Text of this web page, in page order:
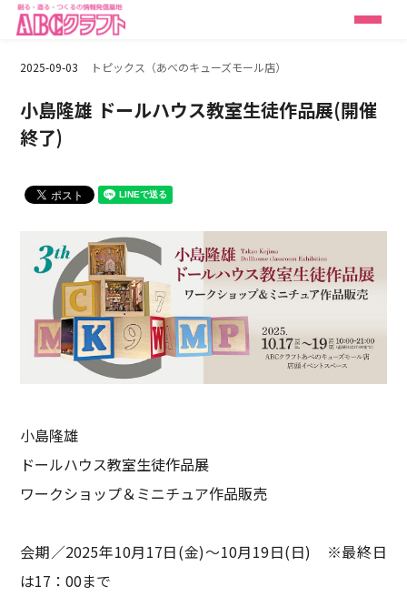
2025-09-03 トピックス（あべのキューズモール店）
小島隆雄 ドールハウス教室生徒作品展(開催
終了)
小島隆雄
ドールハウス教室生徒作品展
ワークショップ＆ミニチュア作品販売
会期／2025年10月17日(金)～10月19日(日) ※最終日
は17：00まで